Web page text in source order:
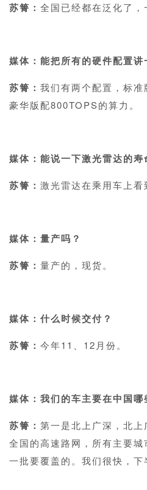
苏箐： 全国已经都在泛化了，
媒体：能把所有的硬件配置讲
苏箐： 我们有两个配置，标
豪华版配800TOPS的算力。
媒体：能说一下激光雷达的寿
苏箐： 激光雷达在乘用车上看
媒体：量产吗？
苏箐： 量产的，现货。
媒体：什么时候交付？
苏箐： 今年11、12月份。
媒体：我们的车主要在中国哪
苏箐： 第一是北上广深，北
全国的高速路网，所有主要
一批要覆盖的。我们很快，下